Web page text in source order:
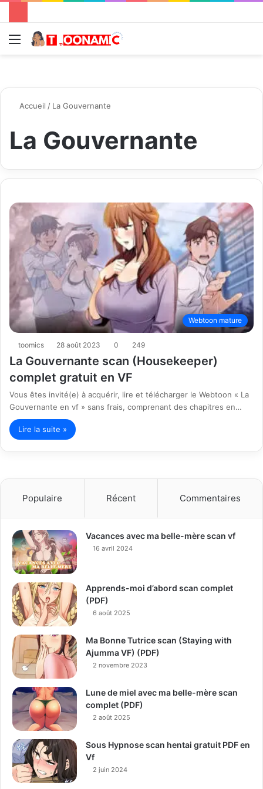
Menu
Accueil / La Gouvernante
La Gouvernante
Webtoon mature
toomics 28 août 2023 0 249
La Gouvernante scan (Housekeeper)
complet gratuit en VF
Vous êtes invité(e) à acquérir, lire et télécharger le Webtoon « La
Gouvernante en vf » sans frais, comprenant des chapitres en…
Lire la suite »
Populaire Récent Commentaires
Vacances avec ma belle-mère scan vf
16 avril 2024
Apprends-moi d’abord scan complet
(PDF)
6 août 2025
Ma Bonne Tutrice scan (Staying with
Ajumma VF) (PDF)
2 novembre 2023
Lune de miel avec ma belle-mère scan
complet (PDF)
2 août 2025
Sous Hypnose scan hentai gratuit PDF en
Vf
2 juin 2024